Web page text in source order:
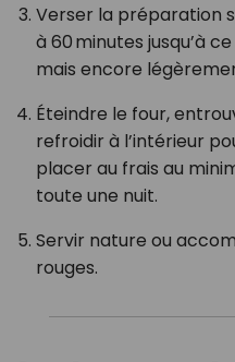
Verser la préparation
à 60 minutes jusqu’à
mais encore
Éteindre le four,
refroidir à l’intérieur
placer au frais au
toute une nuit.
Servir nature ou
rouges.